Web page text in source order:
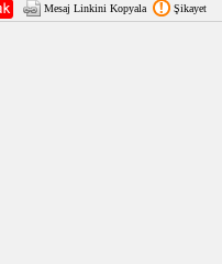
Mesaj Linkini Kopyala Şikayet